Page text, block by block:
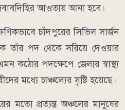
আওতায় আনা হবে।
চাঁদপুরের সিভিল সার্জন
তাঁর পদ থেকে সরিয়ে দেওয়ার
এমন কঠোর পদক্ষেপে জেলার স্বাস্থ্য
মধ্যে চাঞ্চল্যের সৃষ্টি হয়েছে।
মতো প্রত্যন্ত অঞ্চলের মানুষের